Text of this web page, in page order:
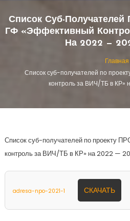
Список Суб-
ГФ «Эффективный
На 2022 —
Главная
Список суб-получателей по
контроль за ВИЧ/ТБ в КР»
Список суб-получателей по проекту
контроль за ВИЧ/ТБ в КР» на 2022 —
adresa-npo-2021-1 СКАЧАТЬ